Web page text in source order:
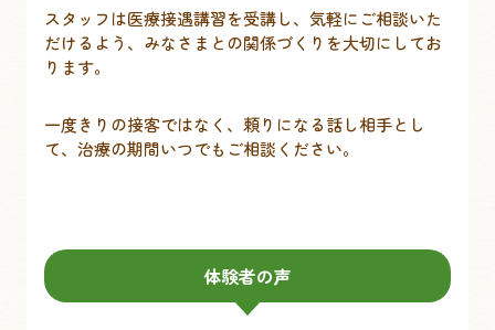
スタッフは医療接遇講習を受講し、気軽にご相談いた
だけるよう、みなさまとの関係づくりを大切にしてお
ります。
一度きりの接客ではなく、頼りになる話し相手とし
て、治療の期間いつでもご相談ください。
体験者の声